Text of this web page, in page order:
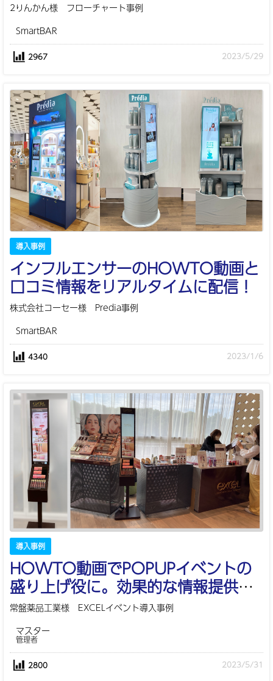
2りんかん様 フローチャート事例
SmartBAR
2967 2023/5/29
導入事例
インフルエンサーのHOWTO動画と
口コミ情報をリアルタイムに配信！
株式会社コーセー様 Predia事例
SmartBAR
4340 2023/1/6
導入事例
HOWTO動画でPOPUPイベントの
盛り上げ役に。効果的な情報提供や
テスティング体験を実現しました。
常盤薬品工業様 EXCELイベント導入事例
マスター
管理者
2800 2023/5/31